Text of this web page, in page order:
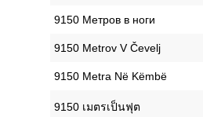
‎9150 Метров в ноги
‎9150 Metrov V Čevelj
‎9150 Metra Në Këmbë
‎9150 เมตรเป็นฟุต